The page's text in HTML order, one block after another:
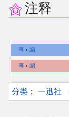
注释
查 • 编
查 • 编
分类 ：​ 一迅社